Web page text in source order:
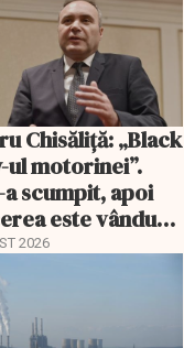
Chisăliță: „Black
ul motorinei”.
scumpit, apoi
este vândută
2026